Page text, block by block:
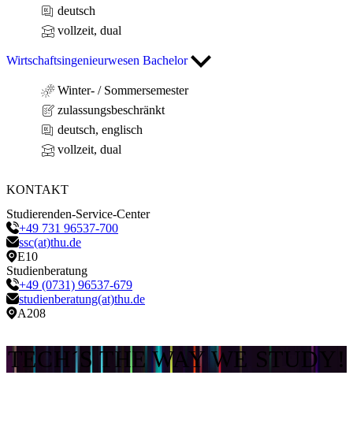
deutsch
vollzeit, dual
Wirtschaftsingenieurwesen Bachelor
Winter- / Sommersemester
zulassungsbeschränkt
deutsch, englisch
vollzeit, dual
KONTAKT
Studierenden-Service-Center
+49 731 96537-700
ssc(at)thu.de
E10
Studienberatung
+49 (0731) 96537-679
studienberatung(at)thu.de
A208
TECH´S THE WAY WE STUDY!